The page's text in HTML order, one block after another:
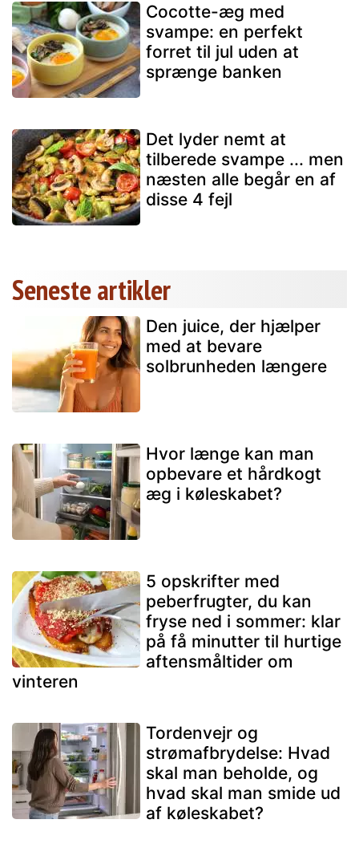
Cocotte-æg med
svampe: en perfekt
forret til jul uden at
sprænge banken
Det lyder nemt at
tilberede svampe ... men
næsten alle begår en af
disse 4 fejl
Seneste artikler
Den juice, der hjælper
med at bevare
solbrunheden længere
Hvor længe kan man
opbevare et hårdkogt
æg i køleskabet?
5 opskrifter med
peberfrugter, du kan
fryse ned i sommer: klar
på få minutter til hurtige
aftensmåltider om
vinteren
Tordenvejr og
strømafbrydelse: Hvad
skal man beholde, og
hvad skal man smide ud
af køleskabet?